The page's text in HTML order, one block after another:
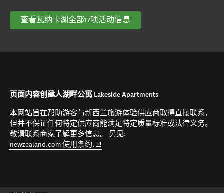
查看瓦纳卡湖全部17项活动信息
页面内容创建人湖畔公寓 Lakeside Apartments
本网站旨在帮助游客与新西兰旅游体验供应商取得直接联系，
但并不保证任何特定供应商能满足特定质量标准或法律义务。
敬请联系商家了解更多信息。 另见:
newzealand.com 使用条约. (opens in new window)